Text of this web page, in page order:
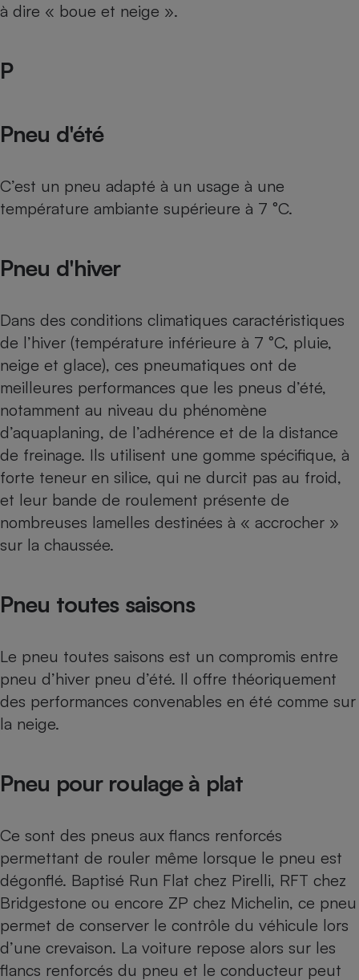
à dire « boue et neige ».
P
Pneu d'été
C’est un pneu adapté à un usage à une
température ambiante supérieure à 7 °C.
Pneu d'hiver
Dans des conditions climatiques caractéristiques
de l’hiver (température inférieure à 7 °C, pluie,
neige et glace), ces pneumatiques ont de
meilleures performances que les pneus d’été,
notamment au niveau du phénomène
d’aquaplaning, de l’adhérence et de la distance
de freinage. Ils utilisent une gomme spécifique, à
forte teneur en silice, qui ne durcit pas au froid,
et leur bande de roulement présente de
nombreuses lamelles destinées à « accrocher »
sur la chaussée.
Pneu toutes saisons
Le pneu toutes saisons est un compromis entre
pneu d’hiver pneu d’été. Il offre théoriquement
des performances convenables en été comme sur
la neige.
Pneu pour roulage à plat
Ce sont des pneus aux flancs renforcés
permettant de rouler même lorsque le pneu est
dégonflé. Baptisé Run Flat chez Pirelli, RFT chez
Bridgestone ou encore ZP chez Michelin, ce pneu
permet de conserver le contrôle du véhicule lors
d’une crevaison. La voiture repose alors sur les
flancs renforcés du pneu et le conducteur peut